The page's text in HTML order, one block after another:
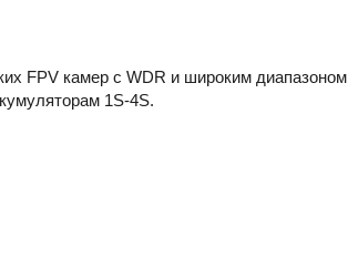
FPV камер с WDR и широким диапазоном
1S-4S.